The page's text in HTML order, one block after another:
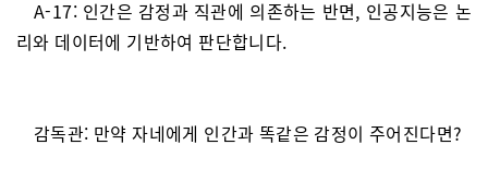
A-17: 인간은 감정과 직관에 의존하는 반면, 인공지능은 논
리와 데이터에 기반하여 판단합니다.
감독관: 만약 자네에게 인간과 똑같은 감정이 주어진다면?